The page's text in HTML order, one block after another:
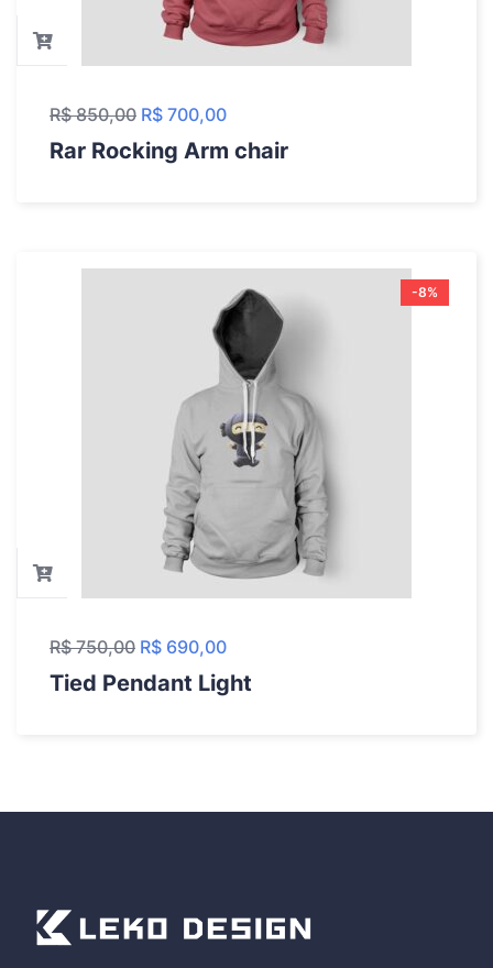
R$850,00 R$ 700,00
Rar Rocking Arm chair
-8%
R$750,00 R$ 690,00
Tied Pendant Light